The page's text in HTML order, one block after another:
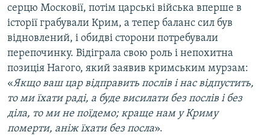
серцю Московії, потім царські війська вперше в
історії грабували Крим, а тепер баланс сил був
відновлений, і обидві сторони потребували
перепочинку. Відіграла свою роль і непохитна
позиція Нагого, який заявив кримським мурзам:
«Якщо ваш цар відправить послів і нас відпустить,
то ми їхати раді, а буде висилати без послів і без
діла, то ми не поїдемо; краще нам у Криму
померти, аніж їхати без посла».